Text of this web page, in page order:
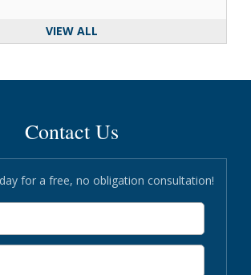
VIEW ALL
Contact Us
for a free, no obligation consultation!